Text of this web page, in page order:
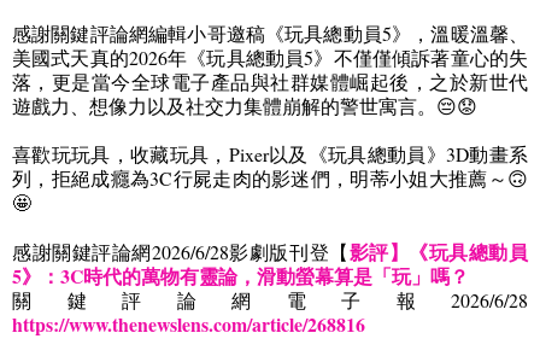
感謝關鍵評論網編輯小哥邀稿《玩具總動員5》，溫暖溫馨、
美國式天真的2026年《玩具總動員5》不僅僅傾訴著童心的失
落，更是當今全球電子產品與社群媒體崛起後，之於新世代
遊戲力、想像力以及社交力集體崩解的警世寓言。 😔😟
喜歡玩玩具，收藏玩具， Pixer以及《玩具總動員》3D動畫系
列，拒絕成癮為3C行屍走肉的影迷們，明蒂小姐大推薦～🙃
🤩
感謝關鍵評論網2026/6/28影劇版刊登【影評】《玩具總動員
5》： 3C時代的萬物有靈論，滑動螢幕算是「玩」嗎？
關鍵評論網電子報 2026/6/28
https://www.thenewslens.com/article/268816